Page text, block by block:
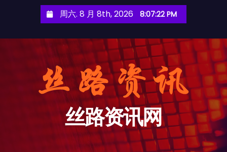
周六. 8 月 8th, 2026 8:07:23 PM
丝路资讯网